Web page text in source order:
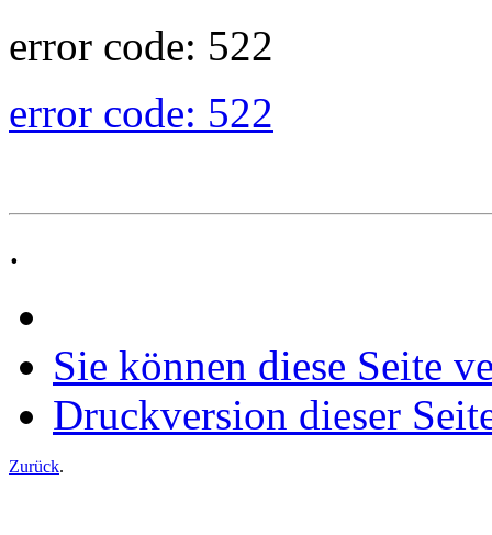
error code: 522
error code: 522
.
Sie können diese Seite
Druckversion dieser
Zurück.